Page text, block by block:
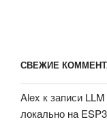
СВЕЖИЕ
Alex к записи
локально на